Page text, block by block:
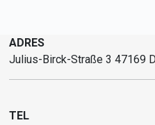
ADRES
Julius-Birck-Straße 3 47169
TEL